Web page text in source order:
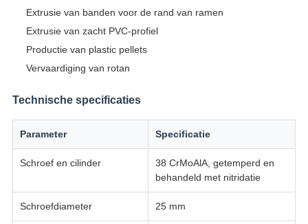
Extrusie van banden voor de rand van ramen
Extrusie van zacht PVC-profiel
Productie van plastic pellets
Vervaardiging van rotan
Technische specificaties
Parameter Specificatie
Schroef en cilinder
38 CrMoAlA, getemperd en
behandeld met nitridatie
Schroefdiameter 25 mm